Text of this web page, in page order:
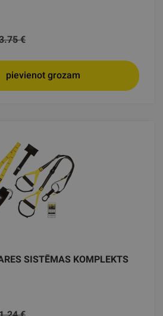
€
pievienot grozam
SISTĒMAS KOMPLEKTS